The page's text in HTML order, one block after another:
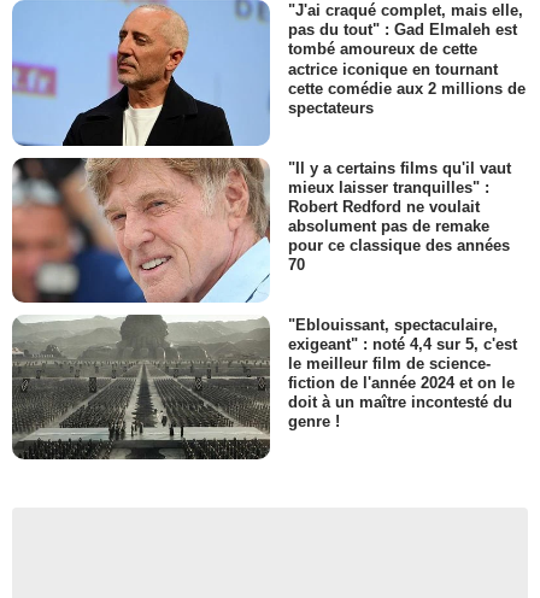
"J'ai craqué complet, mais elle,
pas du tout" : Gad Elmaleh est
tombé amoureux de cette
actrice iconique en tournant
cette comédie aux 2 millions de
spectateurs
"Il y a certains films qu'il vaut
mieux laisser tranquilles" :
Robert Redford ne voulait
absolument pas de remake
pour ce classique des années
70
"Eblouissant, spectaculaire,
exigeant" : noté 4,4 sur 5, c'est
le meilleur film de science-
fiction de l'année 2024 et on le
doit à un maître incontesté du
genre !